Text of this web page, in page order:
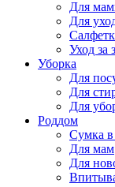
Для
Для
Уход за
Уборка
Для
Для
Для
Роддом
Сумка
Для мам
Для